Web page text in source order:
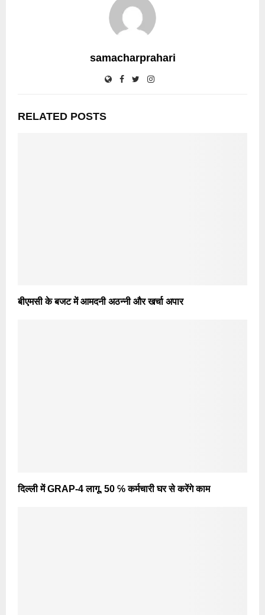
samacharprahari
RELATED POSTS
बीएमसी के बजट में आमदनी अठन्नी और खर्चा अपार
दिल्ली में GRAP-4 लागू, 50 ℅ कर्मचारी घर से करेंगे काम